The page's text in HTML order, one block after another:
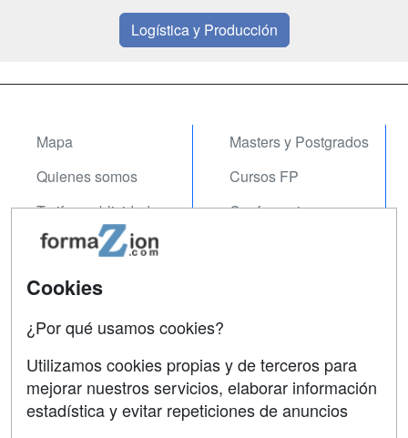
Logística y Producción
Mapa
Quienes somos
Tarifas publicidad
Acceso Usuarios
Acceso Centros
Masters y Postgrados
Cursos FP
Conferencias
Contactar
Confidencialidad
Aviso legal
Cookies
¿Por qué usamos cookies?
Utilizamos cookies propias y de terceros para
mejorar nuestros servicios, elaborar información
estadística y evitar repeticiones de anuncios